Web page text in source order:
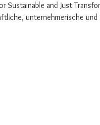
Sustainable and Just
unternehmerische